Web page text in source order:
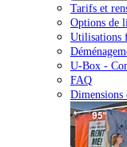
Tarifs et
Options de
Utilisations
U-Box -
FAQ
Dimensions